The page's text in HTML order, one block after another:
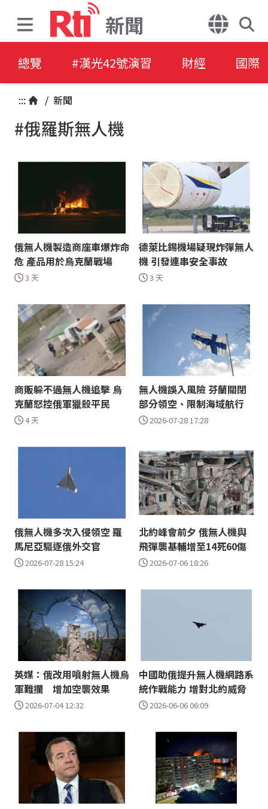
新聞
總覽 #漢光42號演習 財經 國際
::: / 新聞
#俄羅斯無人機
俄無人機製造商座車爆炸命
危 產品用於烏克蘭戰場
3 天
德萊比錫機場疑現炸彈無人
機 引發連串安全事故
3 天
商販躲不過無人機追擊 烏
克蘭怒控俄軍獵殺平民
4 天
無人機誤入風險 芬蘭關閉
部分領空、限制海域航行
2026-07-28 17:28
俄無人機多次入侵領空 羅
馬尼亞驅逐俄外交官
2026-07-28 15:24
北約峰會前夕 俄無人機與
飛彈襲基輔增至14死60傷
2026-07-06 18:26
英媒：俄改用噴射無人機烏
軍難攔 增加空襲效果
2026-07-04 12:32
中國助俄提升無人機網路系
統作戰能力 增對北約威脅
2026-06-06 06:09